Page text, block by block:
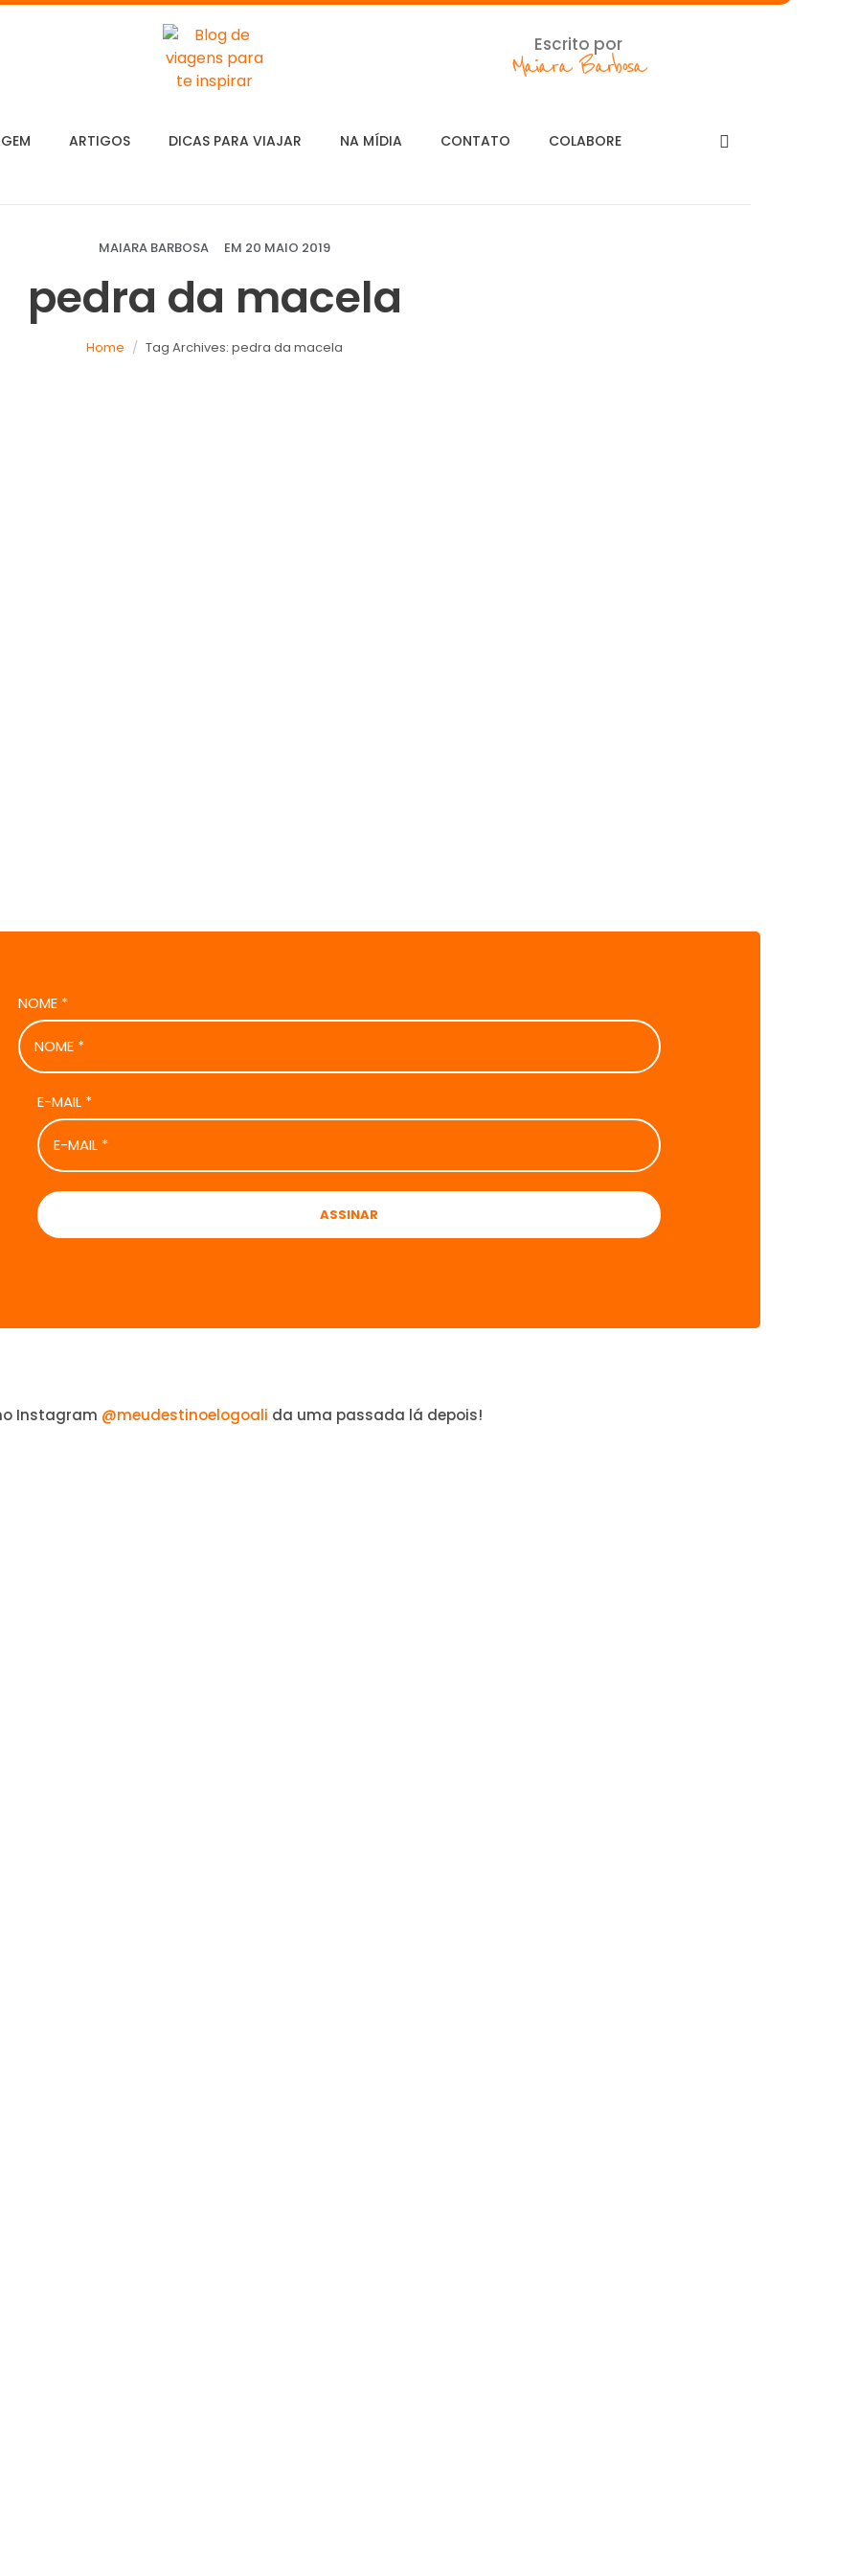
Escrito por
Maiara Barbosa
ARTIGOS DICAS PARA VIAJAR NA MÍDIA CONTATO COLABORE
MAIARA BARBOSA EM 20 MAIO 2019
pedra da macela
Home Tag Archives: pedra da macela
NOME *
E-MAIL *
Instagram @meudestinoelogoali da uma passada lá depois!